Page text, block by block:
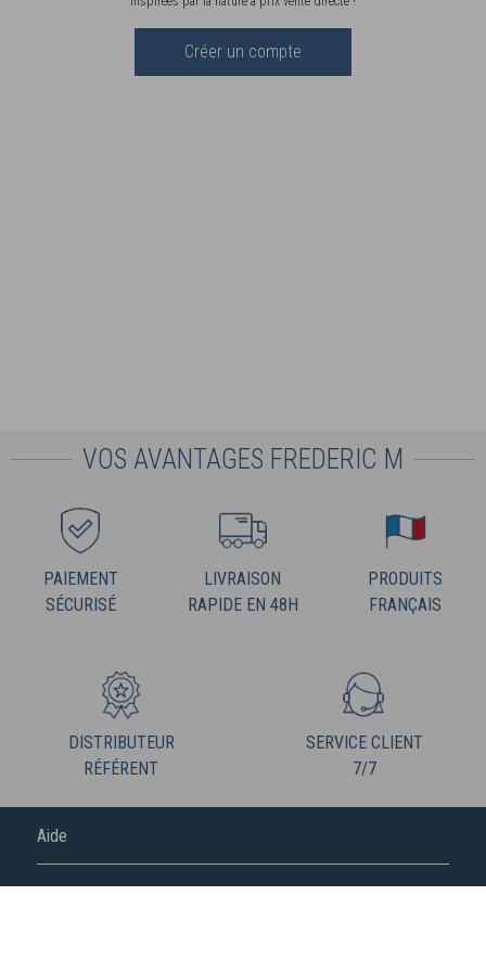
Créer un compte
VOS AVANTAGES FREDERIC M
PAIEMENT
SÉCURISÉ
LIVRAISON
RAPIDE EN 48H
PRODUITS
FRANÇAIS
DISTRIBUTEUR
RÉFÉRENT
SERVICE CLIENT
7/7
Aide